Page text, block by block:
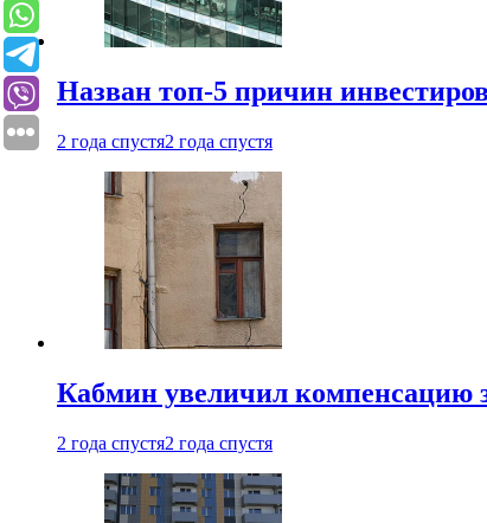
Назван топ-5 причин
2 года спустя2 года спустя
Кабмин увеличил компенсацию
2 года спустя2 года спустя